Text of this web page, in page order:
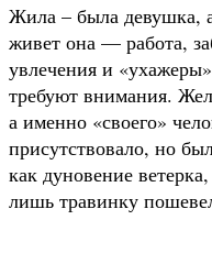
Жила – была девушка,
живет она — работа,
увлечения и
требуют внимания.
а именно «своего»
присутствовало, но
как дуновение
лишь травинку